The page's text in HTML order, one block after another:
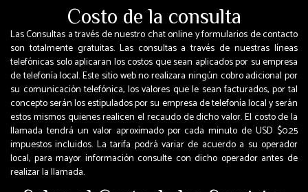
Costo de la consulta
Las Consultas a través de nuestro chat online y formularios de contacto
son totalmente gratuitas. Las consultas a través de nuestras líneas
telefónicas solo aplicaran los costos que sean aplicados por su empresa
de telefonía local. Este sitio web no realizara ningún cobro adicional por
su comunicación telefónica, los valores que le sean facturados, por tal
concepto serán los estipulados por su empresa de telefonía local y serán
estos mismos quienes realicen el recaudo de dicho valor. El costo de la
llamada tendrá un valor aproximado por cada minuto de USD $0.25
impuestos incluidos. La tarifa podrá variar de acuerdo a su operador
local, para mayor información consulte con dicho operador antes de
realizar la llamada.